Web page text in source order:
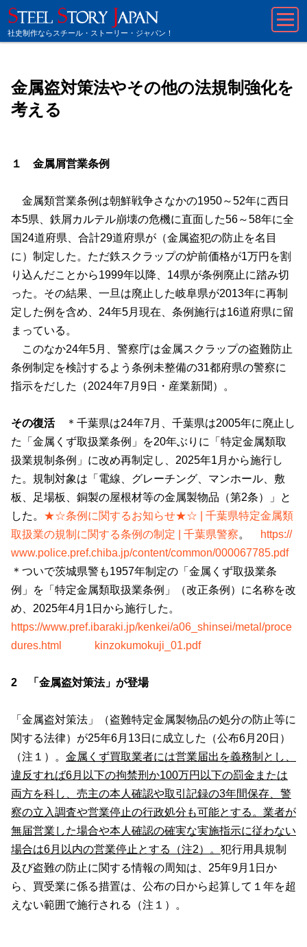
社史制作ならスチール・ストーリー・ジャパン！
金属盗対策法やその他の法規制強化を
考える
１ 金属屑営業条例
金属類営業条例は朝鮮戦争さなかの1950～52年に西日
本5県、鉄屑カルテル崩壊の危機に直面した56～58年に全
国24道府県、合計29道府県が（金属盗犯の防止を名目
に）制定した。ただ鉄スクラップの炉前価格が1万円を割
り込んだことから1999年以降、 14県が条例廃止に踏み切
った。その結果、一旦は廃止した岐阜県が2013年に再制
定した例を含め、 24年5月現在、条例施行は16道府県に留
まっている。
このなか24年5月、警察庁は金属スクラップの盗難防止
条例制定を検討するよう条例未整備の31都府県の警察に
指示をだした（2024年7月 9日・産業新聞）。
その復活＊千葉県は24年7月、千葉県は2005年に廃止し
た「金属くず取扱業条例」を20年ぶりに「特定金属類取
扱業規制条例」に改め再制定し、 2025年1 月から施行し
た。規制対象は「電線、グレーチング、マンホール、敷
板、足場板、銅製の屋根材等の金属製物品（第2条）」と
した。 ★☆条例に関するお知らせ★☆ | 千葉県特定金属類
取扱業の規制に関する条例の制定 | 千葉県警察。
https://
www.police.pref.chiba.jp/content/common/000067785.pdf
＊ついで茨城県警も1957年制定の「金属くず取扱業条
例」を「特定金属類取扱業条例」（改正条例）に名称を改
め、 2025年4月 1 日から施行した。
https://www.pref.ibaraki.jp/kenkei/a06_shinsei/metal/proce
dures.html
kinzokumokuji_01.pdf
2 「金属盗対策法」が登場
「金属盗対策法」（盗難特定金属製物品の処分の防止等に
関する法律）が25年6月 13日に成立した（公布6月 20日）
（注１）。 金属くず買取業者には営業届出を義務制とし、
違反すれば6月以下の拘禁刑か100万円以下の罰金または
両方を科し、売主の本人確認や取引記録の3年間保存、警
察の立入調査や営業停止の行政処分も可能とする。業者が
無届営業した場合や本人確認の確実な実施指示に従わない
場合は6月以内の営業停止とする （注2） 。 犯行用具規制
及び盗難の防止に関する情報の周知は、 25年9月 1 日か
ら、買受業に係る措置は、公布の日から起算して１年を超
えない範囲で施行される（注１）。